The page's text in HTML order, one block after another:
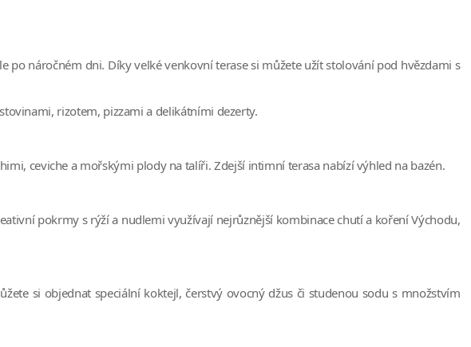
po náročném dni. Díky velké venkovní terase si můžete užít stolování pod hvězdami s
rizotem, pizzami a delikátními dezerty.
ceviche a mořskými plody na talíři. Zdejší intimní terasa nabízí výhled na bazén.
pokrmy s rýží a nudlemi využívají nejrůznější kombinace chutí a koření Východu,
si objednat speciální koktejl, čerstvý ovocný džus či studenou sodu s množstvím